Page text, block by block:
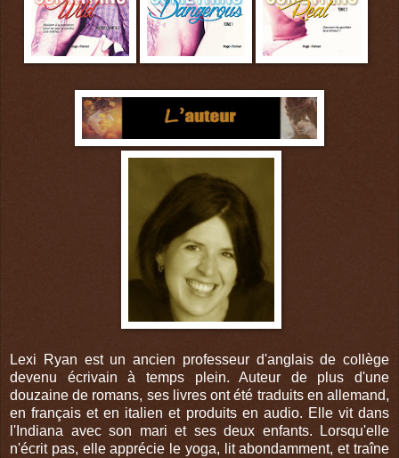
Lexi Ryan est un ancien professeur d'anglais de collège
devenu écrivain à temps plein. Auteur de plus d'une
douzaine de romans, ses livres ont été traduits en allemand,
en français et en italien et produits en audio. Elle vit dans
l'Indiana avec son mari et ses deux enfants. Lorsqu'elle
n'écrit pas, elle apprécie le yoga, lit abondamment, et traîne